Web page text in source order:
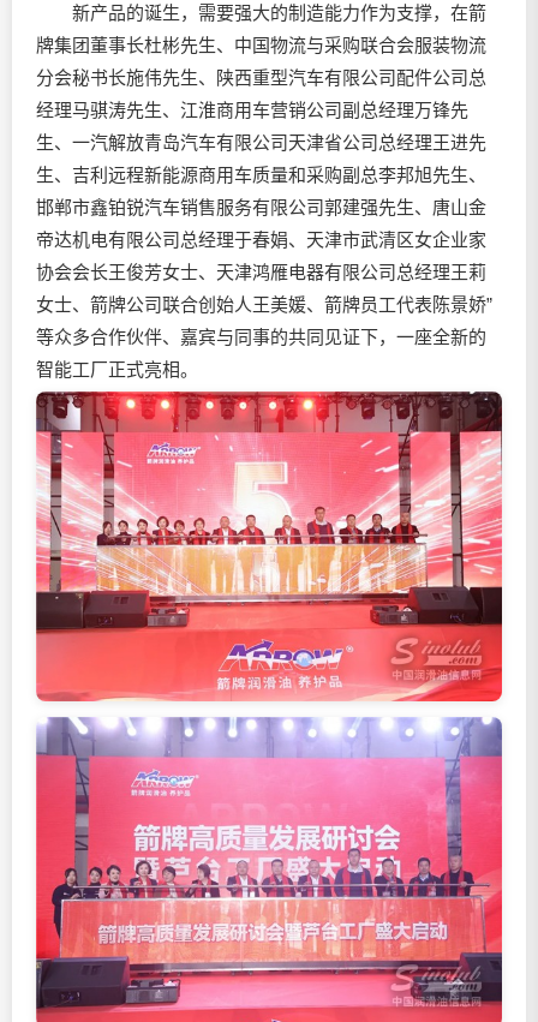
新产品的诞生，需要强大的制造能力作为支撑，在箭
牌集团董事长杜彬先生、中国物流与采购联合会服装物流
分会秘书长施伟先生、陕西重型汽车有限公司配件公司总
经理马骐涛先生、江淮商用车营销公司副总经理万锋先
生、一汽解放青岛汽车有限公司天津省公司总经理王进先
生、吉利远程新能源商用车质量和采购副总李邦旭先生、
邯郸市鑫铂锐汽车销售服务有限公司郭建强先生、唐山金
帝达机电有限公司总经理于春娟、天津市武清区女企业家
协会会长王俊芳女士、天津鸿雁电器有限公司总经理王莉
女士、箭牌公司联合创始人王美媛、箭牌员工代表陈景娇”
等众多合作伙伴、嘉宾与同事的共同见证下，一座全新的
智能工厂正式亮相。